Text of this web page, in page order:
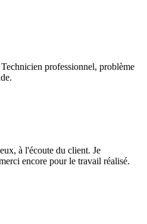
professionnel, problème
à l'écoute du client. Je
encore pour le travail réalisé.